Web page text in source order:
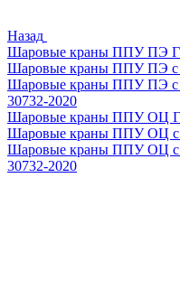
Назад
Шаровые краны ППУ ПЭ
Шаровые краны ППУ ПЭ
Шаровые краны ППУ ПЭ с
30732-2020
Шаровые краны ППУ ОЦ
Шаровые краны ППУ ОЦ
Шаровые краны ППУ ОЦ
30732-2020